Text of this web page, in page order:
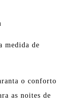
medida de
o conforto
as noites de